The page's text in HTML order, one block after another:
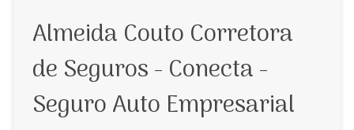
Almeida Couto Corretora
de Seguros - Conecta -
Seguro Auto Empresarial